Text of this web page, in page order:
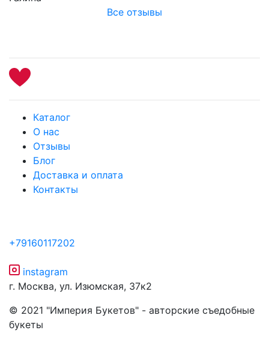
Все отзывы
Каталог
О нас
Отзывы
Блог
Доставка и оплата
Контакты
+79160117202
instagram
г. Москва, ул. Изюмская, 37к2
© 2021 "Империя Букетов" - авторские съедобные
букеты